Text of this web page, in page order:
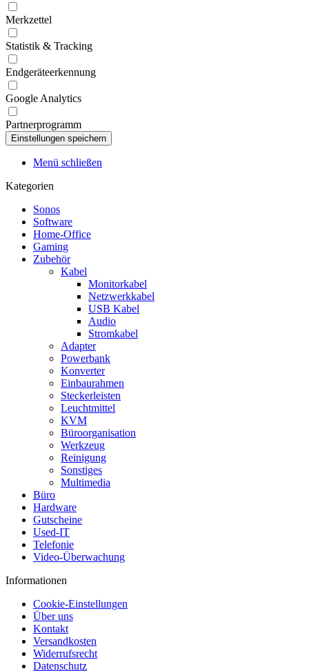
Merkzettel
Statistik & Tracking
Endgeräteerkennung
Google Analytics
Partnerprogramm
Menü schließen
Kategorien
Sonos
Software
Home-Office
Gaming
Zubehör
Kabel
Monitorkabel
Netzwerkkabel
USB Kabel
Audio
Stromkabel
Adapter
Powerbank
Konverter
Einbaurahmen
Steckerleisten
Leuchtmittel
KVM
Büroorganisation
Werkzeug
Reinigung
Sonstiges
Multimedia
Büro
Hardware
Gutscheine
Used-IT
Telefonie
Video-Überwachung
Informationen
Cookie-Einstellungen
Über uns
Kontakt
Versandkosten
Widerrufsrecht
Datenschutz